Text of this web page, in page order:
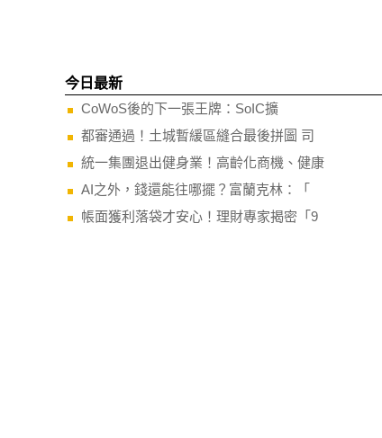
今日最新
CoWoS後的下一張王牌：SoIC擴
都審通過！土城暫緩區縫合最後拼圖 司
統一集團退出健身業！高齡化商機、健康
AI之外，錢還能往哪擺？富蘭克林：「
帳面獲利落袋才安心！理財專家揭密「9